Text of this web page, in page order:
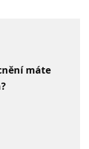
máte